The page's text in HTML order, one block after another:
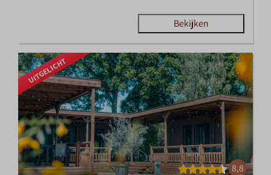
Bekijken
UITGELICHT
8,8